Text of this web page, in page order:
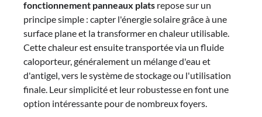
fonctionnement panneaux plats repose sur un
principe simple : capter l'énergie solaire grâce à une
surface plane et la transformer en chaleur utilisable.
Cette chaleur est ensuite transportée via un fluide
caloporteur, généralement un mélange d'eau et
d'antigel, vers le système de stockage ou l'utilisation
finale. Leur simplicité et leur robustesse en font une
option intéressante pour de nombreux foyers.